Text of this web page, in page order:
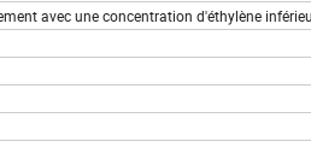
avec une concentration d'éthylène